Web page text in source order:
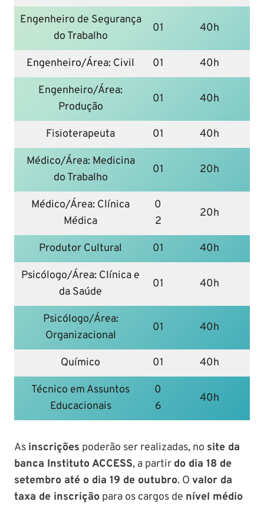
Engenheiro de Segurança
do Trabalho
01 40h
Engenheiro/Área: Civil 01
40h
Engenheiro/Área:
Produção
01 40h
Fisioterapeuta 01
40h
Médico/Área: Medicina
do Trabalho
01 20h
Médico/Área: Clínica
Médica
0
2
20h
Produtor Cultural 01
40h
Psicólogo/Área: Clínica e
da Saúde
01 40h
Psicólogo/Área:
Organizacional
01 40h
Químico 01
40h
Técnico em Assuntos
Educacionais
0
6
40h
As inscrições poderão ser realizadas, no site da
banca Instituto ACCESS, a partir do dia 18 de
setembro até o dia 19 de outubro. O valor da
taxa de inscrição para os cargos de nível médio